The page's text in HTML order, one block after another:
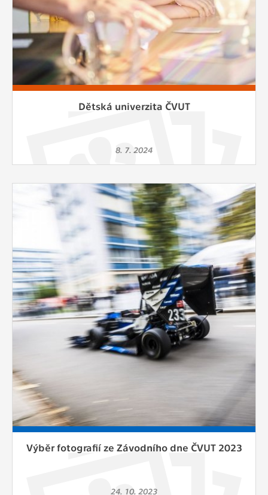
Dětská univerzita ČVUT
8. 7. 2024
Výběr fotografií ze Závodního dne ČVUT 2023
24. 10. 2023